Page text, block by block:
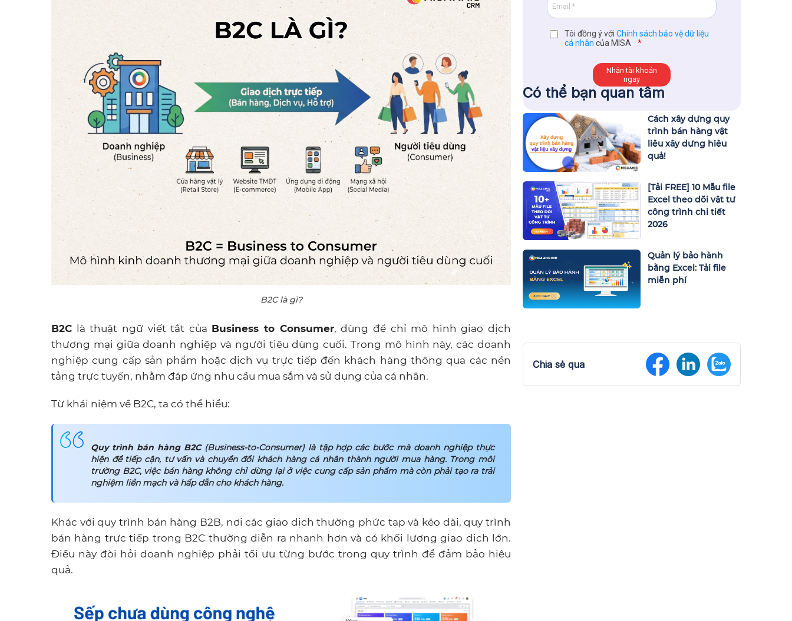
B2C là gì?
B2C là thuật ngữ viết tắt của Business to Consumer, dùng để chỉ mô hình giao dịch
thương mại giữa doanh nghiệp và người tiêu dùng cuối. Trong mô hình này, các doanh
nghiệp cung cấp sản phẩm hoặc dịch vụ trực tiếp đến khách hàng thông qua các nền
tảng trực tuyến, nhằm đáp ứng nhu cầu mua sắm và sử dụng của cá nhân.
Từ khái niệm về B2C, ta có thể hiểu:
Quy trình bán hàng B2C(Business-to-Consumer) là tập hợp các bước mà doanh nghiệp thực
hiện để tiếp cận, tư vấn và chuyển đổi khách hàng cá nhân thành người mua hàng. Trong môi
trường B2C, việc bán hàng không chỉ dừng lại ở việc cung cấp sản phẩm mà còn phải tạo ra trải
nghiệm liền mạch và hấp dẫn cho khách hàng.
Khác với quy trình bán hàng B2B, nơi các giao dịch thường phức tạp và kéo dài, quy trình
bán hàng trực tiếp trong B2C thường diễn ra nhanh hơn và có khối lượng giao dịch lớn.
Điều này đòi hỏi doanh nghiệp phải tối ưu từng bước trong quy trình để đảm bảo hiệu
quả.
Tôi đồng ý với Chính sách bảo vệ dữ liệu
cá nhân của MISA *
Có thể bạn quan tâm
Cách xây dựng quy
trình bán hàng vật
liệu xây dựng hiệu
quả!
[Tải FREE] 10 Mẫu file
Excel theo dõi vật tư
công trình chi tiết
2026
Quản lý bảo hành
bằng Excel: Tải file
miễn phí
Chia sẻ qua